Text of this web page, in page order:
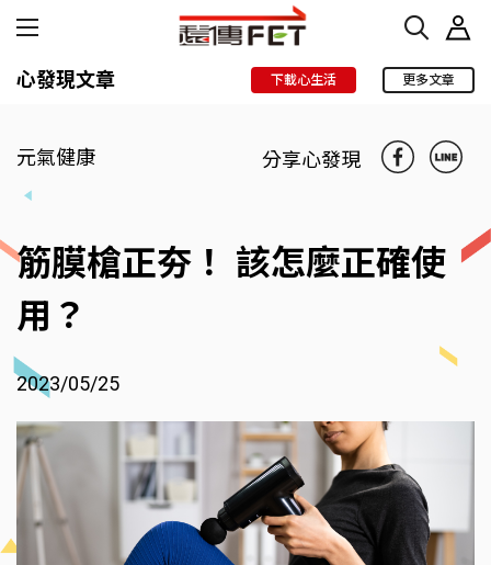
心發現文章 下載心生活 更多文章
元氣健康 分享心發現
筋膜槍正夯！ 該怎麼正確使
用？
2023/05/25